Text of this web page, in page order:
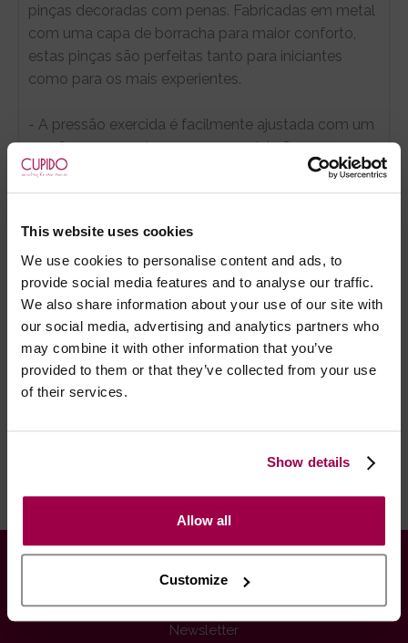
This website uses cookies
We use cookies to personalise content and ads, to
provide social media features and to analyse our traffic.
We also share information about your use of our site with
our social media, advertising and analytics partners who
may combine it with other information that you’ve
provided to them or that they’ve collected from your use
of their services.
Show details
Allow all
Customize
pinças decoradas com penas. Fabricadas em metal
com uma capa de borracha para maior conforto,
estas pinças são perfeitas tanto para iniciantes
como para os mais experientes.
- A pressão exercida é facilmente ajustada com um
parafuso, enquanto as penas acariciarão e
provocarão a sua pele.
Marca: Pipedream
- Embalagens 100% discretas
- *Entrega em 24 horas para pedidos antes das 16:00 h.
Após as 16:00 h, a sua encomenda será entregue em 48
horas, dias úteis. Portugal e Espanha Continental para
artigos em stock. Portes gratis depende do país de envio.
RECOMENDAMOS
INFORMAÇÕES
Contactos
Newsletter